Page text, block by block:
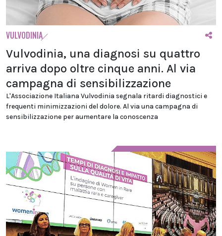
VULVODINIA
Vulvodinia, una diagnosi su quattro
arriva dopo oltre cinque anni. Al via
campagna di sensibilizzazione
L'Associazione Italiana Vulvodinia segnala ritardi diagnostici e
frequenti minimizzazioni del dolore. Al via una campagna di
sensibilizzazione per aumentare la conoscenza